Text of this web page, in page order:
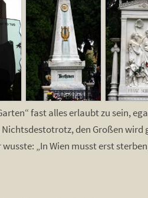
fast alles erlaubt zu sein,
den Großen wird
„In Wien musst erst